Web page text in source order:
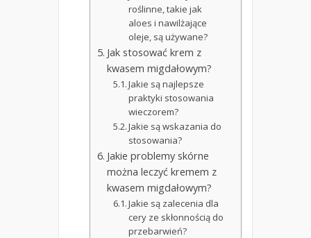
roślinne, takie jak
aloes i nawilżające
oleje, są używane?
Jak stosować krem z
kwasem migdałowym?
Jakie są najlepsze
praktyki stosowania
wieczorem?
Jakie są wskazania do
stosowania?
Jakie problemy skórne
można leczyć kremem z
kwasem migdałowym?
Jakie są zalecenia dla
cery ze skłonnością do
przebarwień?